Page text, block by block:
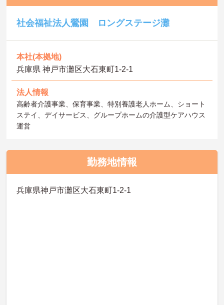
社会福祉法人鶯園 ロングステージ灘
本社(本拠地)
兵庫県 神戸市灘区大石東町1-2-1
法人情報
高齢者介護事業、保育事業、特別養護老人ホーム、ショート
ステイ、デイサービス、グループホームの介護型ケアハウス
運営
勤務地情報
兵庫県神戸市灘区大石東町1-2-1